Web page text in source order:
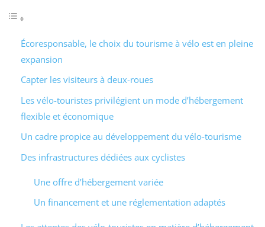
Écoresponsable, le choix du tourisme à vélo est en pleine
expansion
Capter les visiteurs à deux-roues
Les vélo-touristes privilégient un mode d’hébergement
flexible et économique
Un cadre propice au développement du vélo-tourisme
Des infrastructures dédiées aux cyclistes
Une offre d’hébergement variée
Un financement et une réglementation adaptés